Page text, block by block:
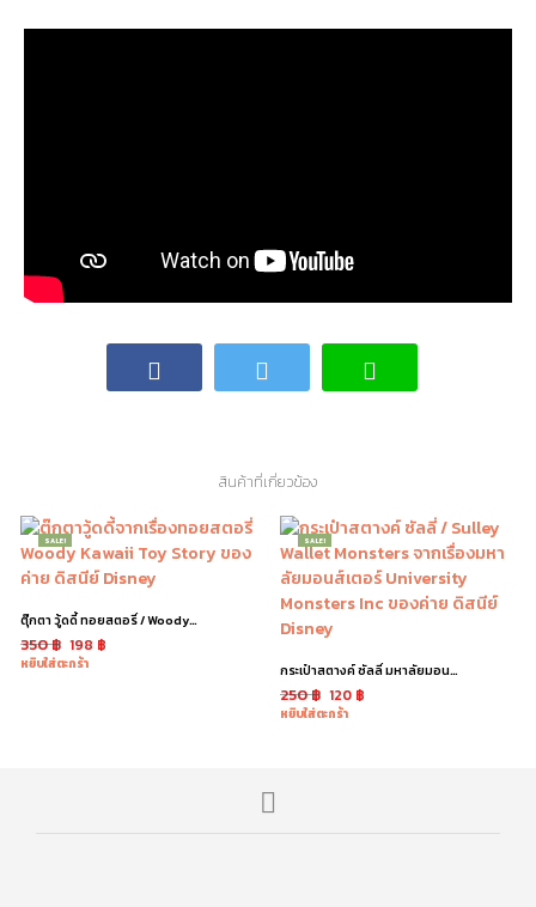
สินค้าที่เกี่ยวข้อง
SALE!
ตุ๊กตา วู้ดดี้ ทอยสตอรี่ / Woody Toy Story ท่าหมอบ
350฿ 198 ฿
หยิบใส่ตะกร้า
SALE!
กระเป๋าสตางค์ ซัลลี่ มหาลัยมอนส์เตอร์ / Sulley Wallet
250฿ 120 ฿
หยิบใส่ตะกร้า